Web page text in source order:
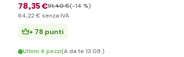
78,35 €91,40 €(-14 %)
64,22 € senza IVA
+ 78 punti
Ultimi 4 pezzi(A da te 13.08.)